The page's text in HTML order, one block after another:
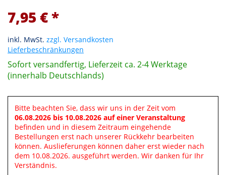
7,95 € *
inkl. MwSt. zzgl. Versandkosten
Lieferbeschränkungen
Sofort versandfertig, Lieferzeit ca. 2-4 Werktage
(innerhalb Deutschlands)
Bitte beachten Sie, dass wir uns in der Zeit vom
06.08.2026 bis 10.08.2026 auf einer Veranstaltung
befinden und in diesem Zeitraum eingehende
Bestellungen erst nach unserer Rückkehr bearbeiten
können. Auslieferungen können daher erst wieder nach
dem 10.08.2026. ausgeführt werden. Wir danken für Ihr
Verständnis.